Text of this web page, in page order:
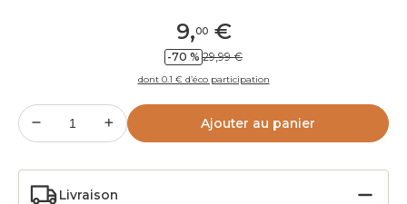
9,00€
-70 % 29,99 €
dont 0.1 € d’éco participation
Ajouter au panier
Livraison